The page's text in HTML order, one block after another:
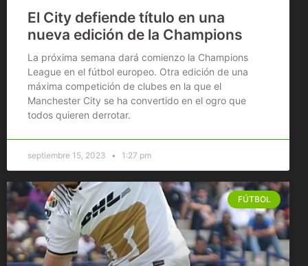
El City defiende título en una
nueva edición de la Champions
La próxima semana dará comienzo la Champions
League en el fútbol europeo. Otra edición de una
máxima competición de clubes en la que el
Manchester City se ha convertido en el ogro que
todos quieren derrotar.
septiembre 15, 2023 1:27 pm
FÚTBOL